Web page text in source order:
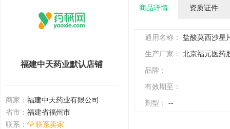
福建中天药业默认店铺
商家： 福建中天药业有限公司
省市： 福建省福州市
联系：
联系卖家
商品详情 资质证件
通用名称： 盐酸莫西沙星
生产厂家： 北京福元医药
品牌：
有效期至：
剂型： --